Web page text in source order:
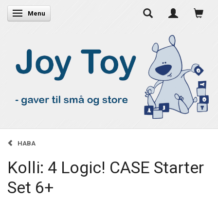
Skifte navigation
Menu
HABA
Kolli: 4 Logic! CASE Starter
Set 6+